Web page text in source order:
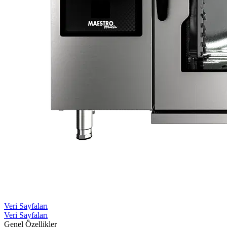
Veri Sayfaları
Veri Sayfaları
Genel Özellikler